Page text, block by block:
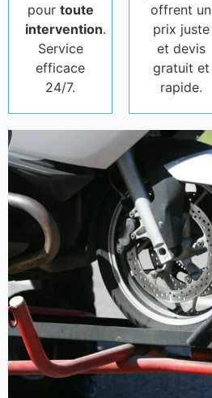
pour toute
intervention.
Service
efficace
24/7.
offrent un
prix juste
et devis
gratuit et
rapide.